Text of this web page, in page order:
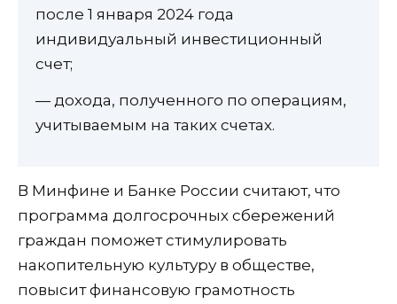
после 1 января 2024 года
индивидуальный инвестиционный
счет;
— дохода, полученного по операциям,
учитываемым на таких счетах.
В Минфине и Банке России считают, что
программа долгосрочных сбережений
граждан поможет стимулировать
накопительную культуру в обществе,
повысит финансовую грамотность